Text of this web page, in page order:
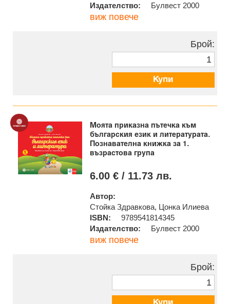
Издателство:
Булвест 2000
виж повече
Брой:
Купи
Моята приказна пътечка към
българския език и литературата.
Познавателна книжка за 1.
възрастова група
6.00 € / 11.73 лв.
Автор:
Стойка Здравкова, Цонка Илиева
ISBN:
9789541814345
Издателство:
Булвест 2000
виж повече
Брой: